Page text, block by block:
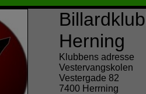
Herning
Klubbens adresse
Vestervangskolen
Vestergade 82
7400 Herrning